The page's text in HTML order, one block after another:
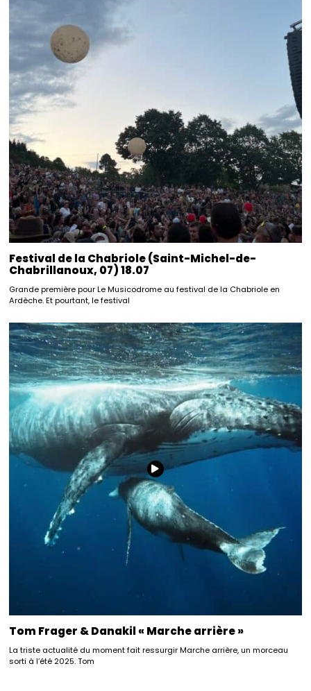
Festival de la Chabriole (Saint-Michel-de-
Chabrillanoux, 07) 18.07
Grande première pour Le Musicodrome au festival de la Chabriole en
Ardèche. Et pourtant, le festival
Tom Frager & Danakil « Marche arrière »
La triste actualité du moment fait ressurgir Marche arrière, un morceau
sorti à l’été 2025. Tom